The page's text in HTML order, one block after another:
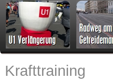
Krafttraining